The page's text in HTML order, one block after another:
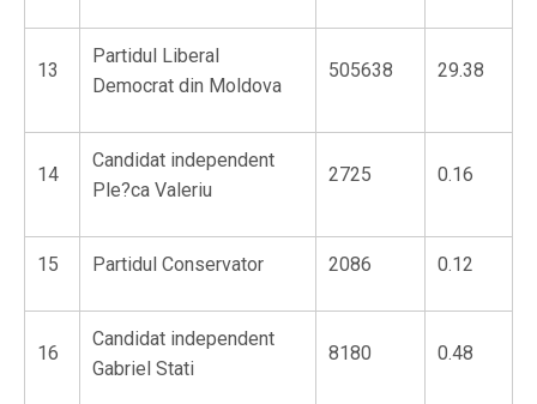
13
Partidul Liberal
Democrat din Moldova
505638 29.38
14
Candidat independent
Ple?ca Valeriu
2725 0.16
15 Partidul Conservator 2086 0.12
16
Candidat independent
Gabriel Stati
8180 0.48